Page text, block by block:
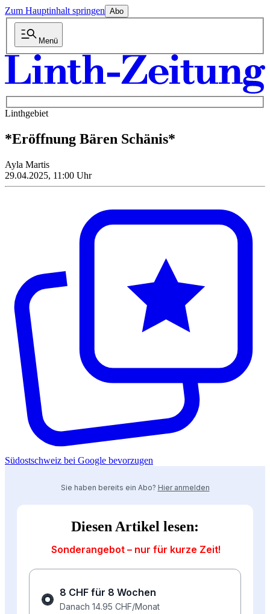
Zum Hauptinhalt springen Abo
Menü
Linthgebiet
*Eröffnung Bären Schänis*
Ayla Martis
29.04.2025, 11:00 Uhr
Südostschweiz bei Google bevorzugen